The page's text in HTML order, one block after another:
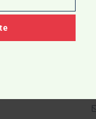
en cityderm.mx